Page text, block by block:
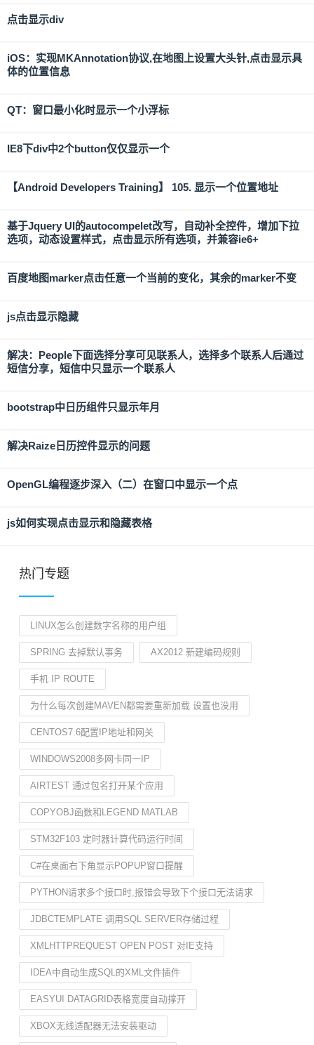
点击显示div
iOS：实现MKAnnotation协议,在地图上设置大头针,点击显示具
体的位置信息
QT：窗口最小化时显示一个小浮标
IE8下div中2个button仅仅显示一个
【Android Developers Training】 105. 显示一个位置地址
基于Jquery UI的autocompelet改写，自动补全控件，增加下拉
选项，动态设置样式，点击显示所有选项，并兼容ie6+
百度地图marker点击任意一个当前的变化，其余的marker不变
js点击显示隐藏
解决：People下面选择分享可见联系人，选择多个联系人后通过
短信分享，短信中只显示一个联系人
bootstrap中日历组件只显示年月
解决Raize日历控件显示的问题
OpenGL编程逐步深入（二）在窗口中显示一个点
js如何实现点击显示和隐藏表格
热门专题
LINUX怎么创建数字名称的用户组
SPRING 去掉默认事务 AX2012 新建编码规则
手机 IP ROUTE
为什么每次创建MAVEN都需要重新加载 设置也没用
CENTOS7.6配置IP地址和网关
WINDOWS2008多网卡同一IP
AIRTEST 通过包名打开某个应用
COPYOBJ函数和LEGEND MATLAB
STM32F103 定时器计算代码运行时间
C#在桌面右下角显示POPUP窗口提醒
PYTHON请求多个接口时,报错会导致下个接口无法请求
JDBCTEMPLATE 调用SQL SERVER存储过程
XMLHTTPREQUEST OPEN POST 对IE支持
IDEA中自动生成SQL的XML文件插件
EASYUI DATAGRID表格宽度自动撑开
XBOX无线适配器无法安装驱动